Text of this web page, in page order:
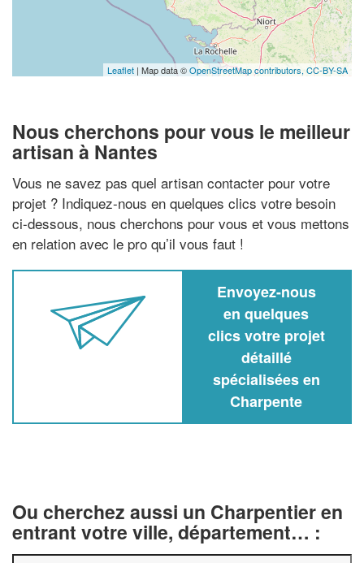
Leaflet | Map data ©OpenStreetMap contributors, CC-BY-SA
Nous cherchons pour vous le meilleur
artisan à Nantes
Vous ne savez pas quel artisan contacter pour votre
projet ? Indiquez-nous en quelques clics votre besoin
ci-dessous, nous cherchons pour vous et vous mettons
en relation avec le pro qu’il vous faut !
Envoyez-nous
en quelques
clics votre projet
détaillé
spécialisées en
Charpente
Ou cherchez aussi un Charpentier en
entrant votre ville, département… :